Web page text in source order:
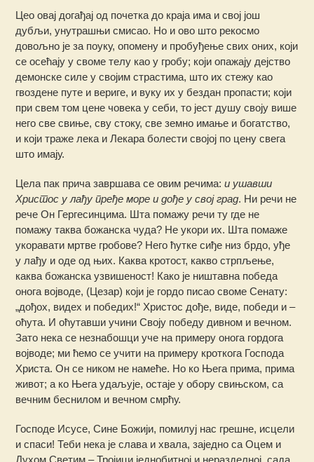
Цео овај догађај од почетка до краја има и свој још
дубљи, унутрашњи смисао. Но и ово што рекосмо
довољно је за поуку, опомену и пробуђење свих оних, који
се осећају у своме телу као у гробу; који опажају дејство
демонске силе у својим страстима, што их стежу као
гвоздене путе и вериге, и вуку их у бездан пропасти; који
при свем том цене човека у себи, то јест душу своју више
него све свиње, сву стоку, све земно имање и богатство,
и који траже лека и Лекара болести својој по цену свега
што имају.
Цела пак прича завршава се овим речима:и ушавши
Христос у лађу пређе море и дође у свој град. Ни речи не
рече Он Гергесинцима. Шта помажу речи ту где не
помажу таква божанска чуда? Не укори их. Шта помаже
укоравати мртве гробове? Него ћутке сиђе низ брдо, уђе
у лађу и оде од њих. Каква кротост, какво стрпљење,
каква божанска узвишеност! Како је ништавна победа
онога војводе, (Цезар) који је гордо писао своме Сенату:
„дођох, видех и победих!“ Христос дође, виде, победи и –
оћута. И оћутавши учини Своју победу дивном и вечном.
Зато нека се незнабошци уче на примеру онога гордога
војводе; ми ћемо се учити на примеру кроткога Господа
Христа. Он се ником не намеће. Но ко Њега прима, прима
живот; а ко Њега удаљује, остаје у обору свињском, са
вечним беснилом и вечном смрћу.
Господе Исусе, Сине Божији, помилуј нас грешне, исцели
и спаси! Теби нека је слава и хвала, заједно са Оцем и
Духом Светим – Тројици једнобитној и неразделној, сада